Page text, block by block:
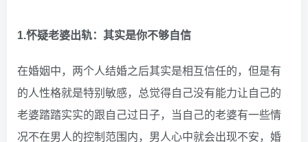
1.怀疑老婆出轨：其实是你不够自信
在婚姻中，两个人结婚之后其实是相互信任的，但是有
的人性格就是特别敏感，总觉得自己没有能力让自己的
老婆踏踏实实的跟自己过日子，当自己的老婆有一些情
况不在男人的控制范围内，男人心中就会出现不安，婚